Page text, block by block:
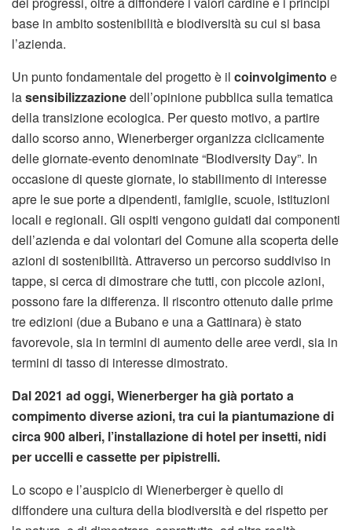
base in ambito sostenibilità e biodiversità su cui si basa
l’azienda.
Un punto fondamentale del progetto è il coinvolgimento e
lasensibilizzazionedell’opinione pubblica sulla tematica
della transizione ecologica. Per questo motivo, a partire
dallo scorso anno, Wienerberger organizza ciclicamente
delle giornate-evento denominate “Biodiversity Day”. In
occasione di queste giornate, lo stabilimento di interesse
apre le sue porte a dipendenti, famiglie, scuole, istituzioni
locali e regionali. Gli ospiti vengono guidati dai componenti
dell’azienda e dai volontari del Comune alla scoperta delle
azioni di sostenibilità. Attraverso un percorso suddiviso in
tappe, si cerca di dimostrare che tutti, con piccole azioni,
possono fare la differenza. Il riscontro ottenuto dalle prime
tre edizioni (due a Bubano e una a Gattinara) è stato
favorevole, sia in termini di aumento delle aree verdi, sia in
termini di tasso di interesse dimostrato.
Dal 2021 ad oggi, Wienerberger ha già portato a
compimento diverse azioni, tra cui la piantumazione di
circa 900 alberi, l’installazione di hotel per insetti, nidi
per uccelli e cassette per pipistrelli.
Lo scopo e l’auspicio di Wienerberger è quello di
diffondere una cultura della biodiversità e del rispetto per